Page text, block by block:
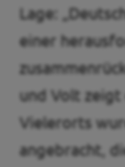
Lage:
einer
und Volt zeigt
Vielerorts
angebracht,